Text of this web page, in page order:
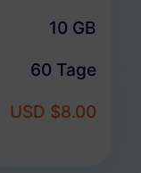
10 GB
60 Tage
USD $8.00